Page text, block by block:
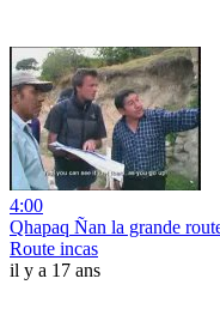
4:00
Qhapaq Ñan la grande
Route incas
il y a 17 ans